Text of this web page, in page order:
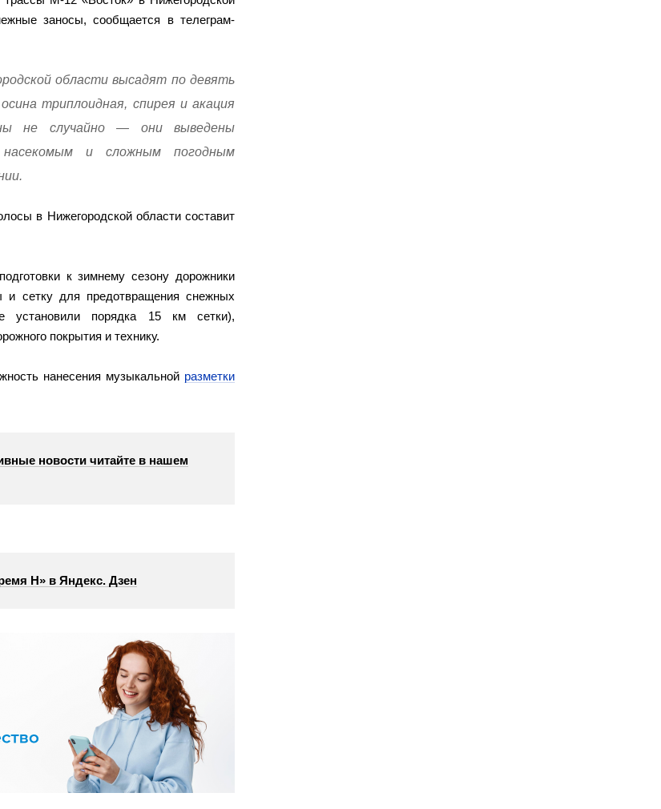
заносы, сообщается в телеграм-
области высадят по девять
триплоидная, спирея и акация
не случайно — они выведены
и сложным погодным
в Нижегородской области составит
к зимнему сезону дорожники
и сетку для предотвращения снежных
установили порядка 15 км сетки),
покрытия и технику.
нанесения музыкальной разметки
новости читайте в нашем
Н» в Яндекс. Дзен